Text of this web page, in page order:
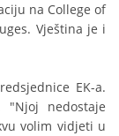
na College of
Vještina je i
EK-a.
"Njoj nedostaje
volim vidjeti u